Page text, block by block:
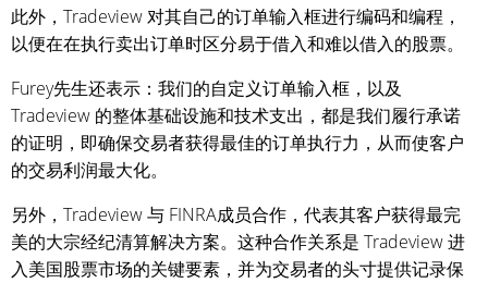
此外，Tradeview 对其自己的订单输入框进行编码和编程，
以便在在执行卖出订单时区分易于借入和难以借入的股票。
Furey先生还表示：我们的自定义订单输入框，以及
Tradeview 的整体基础设施和技术支出，都是我们履行承诺
的证明，即确保交易者获得最佳的订单执行力，从而使客户
的交易利润最大化。
另外，Tradeview 与 FINRA成员合作，代表其客户获得最完
美的大宗经纪清算解决方案。这种合作关系是 Tradeview 进
入美国股票市场的关键要素，并为交易者的头寸提供记录保